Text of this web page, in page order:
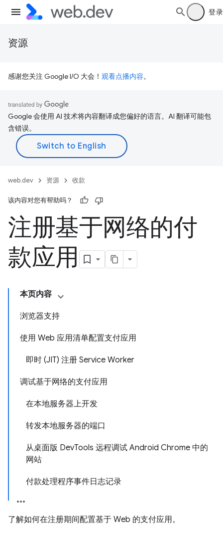
登录
资源
感谢您关注 Google I/O 大会！ 观看点播内容。
Google 会使用 AI 技术将内容翻译成您偏好的语言。AI 翻译可能包
含错误。
web.dev 资源 收款
该内容对您有帮助吗？
注册基于网络的付
款应用
本页内容
浏览器支持
使用 Web 应用清单配置支付应用
即时 (JIT) 注册 Service Worker
调试基于网络的支付应用
在本地服务器上开发
转发本地服务器的端口
从桌面版 DevTools 远程调试 Android Chrome 中的
网站
付款处理程序事件日志记录
了解如何在注册期间配置基于 Web 的支付应用。